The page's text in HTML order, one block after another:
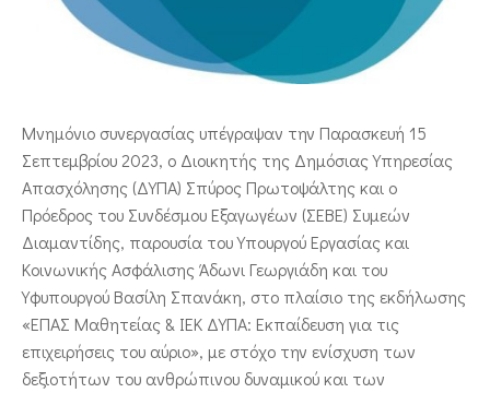
Μνημόνιο συνεργασίας υπέγραψαν την Παρασκευή 15
Σεπτεμβρίου 2023, ο Διοικητής της Δημόσιας Υπηρεσίας
Απασχόλησης (ΔΥΠΑ) Σπύρος Πρωτοψάλτης και ο
Πρόεδρος του Συνδέσμου Εξαγωγέων (ΣΕΒΕ) Συμεών
Διαμαντίδης, παρουσία του Υπουργού Εργασίας και
Κοινωνικής Ασφάλισης Άδωνι Γεωργιάδη και του
Υφυπουργού Βασίλη Σπανάκη, στο πλαίσιο της εκδήλωσης
«ΕΠΑΣ Μαθητείας & ΙΕΚ ΔΥΠΑ: Εκπαίδευση για τις
επιχειρήσεις του αύριο», με στόχο την ενίσχυση των
δεξιοτήτων του ανθρώπινου δυναμικού και των